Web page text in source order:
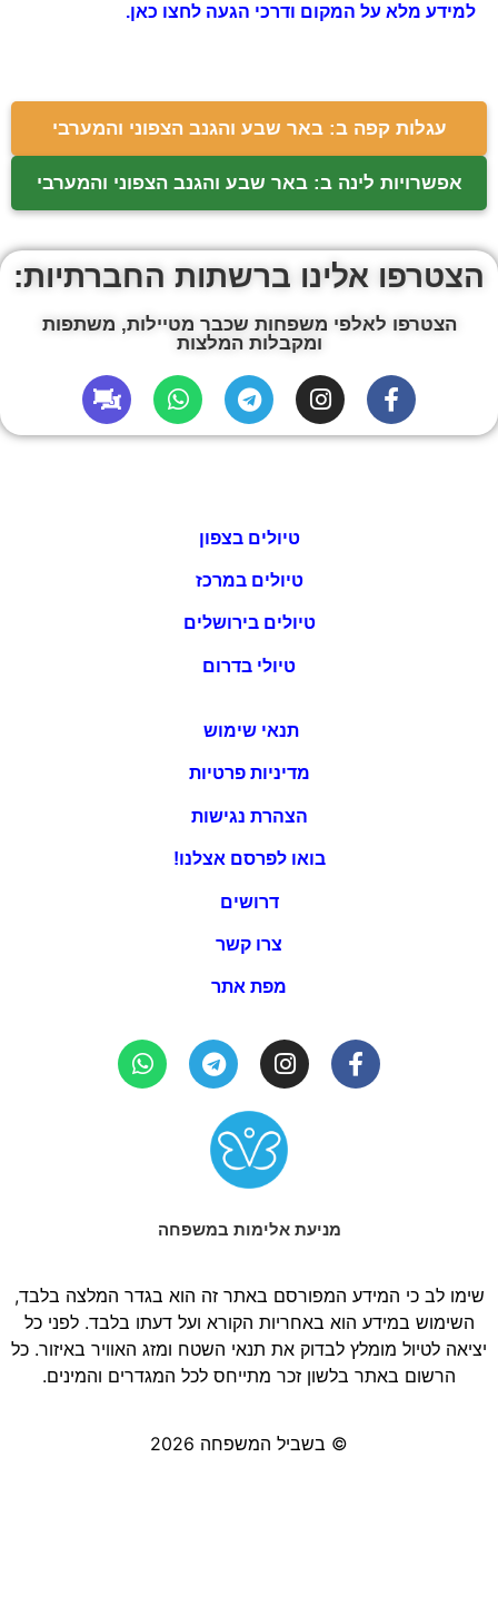
למידע מלא על המקום ודרכי הגעה לחצו כאן.
עגלות קפה ב: באר שבע והגנב הצפוני והמערבי
אפשרויות לינה ב: באר שבע והגנב הצפוני והמערבי
הצטרפו אלינו ברשתות החברתיות:
הצטרפו לאלפי משפחות שכבר מטיילות, משתפות
ומקבלות המלצות
טיולים בצפון
טיולים במרכז
טיולים בירושלים
טיולי בדרום
תנאי שימוש
מדיניות פרטיות
הצהרת נגישות
בואו לפרסם אצלנו!
דרושים
צרו קשר
מפת אתר
מניעת אלימות במשפחה
שימו לב כי המידע המפורסם באתר זה הוא בגדר המלצה בלבד,
השימוש במידע הוא באחריות הקורא ועל דעתו בלבד. לפני כל
יציאה לטיול מומלץ לבדוק את תנאי השטח ומזג האוויר באיזור. כל
הרשום באתר בלשון זכר מתייחס לכל המגדרים והמינים.
© בשביל המשפחה 2026